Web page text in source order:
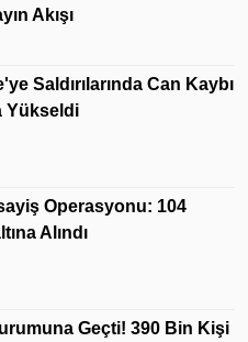
Akışı
Saldırılarında Can Kaybı
Yükseldi
Operasyonu: 104
Alındı
Geçti! 390 Bin Kişi